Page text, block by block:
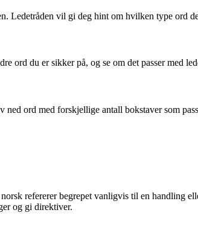
Ledetråden vil gi deg hint om hvilken type ord
ord du er sikker på, og se om det passer med
ord med forskjellige antall bokstaver som
refererer begrepet vanligvis til en handling
og gi direktiver.